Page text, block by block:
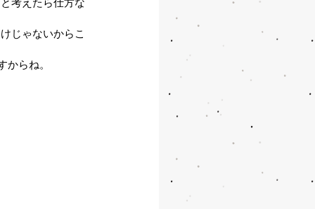
じゃないからこ
らね。